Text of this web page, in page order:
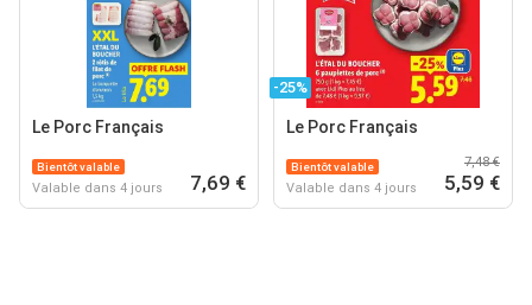
Le Porc Français
Bientôt valable
Valable dans 4 jours 7,69 €
-25%
Le Porc Français
Bientôt valable
Valable dans 4 jours
7,48 €
5,59 €